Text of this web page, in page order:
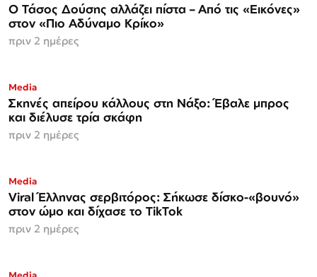
Ο Τάσος Δούσης αλλάζει πίστα – Από τις «Εικόνες»
στον «Πιο Αδύναμο Κρίκο»
πριν 2 ημέρες
Media
Σκηνές απείρου κάλλους στη Νάξο: Έβαλε μπρος
και διέλυσε τρία σκάφη
πριν 2 ημέρες
Media
Viral Έλληνας σερβιτόρος: Σήκωσε δίσκο-«βουνό»
στον ώμο και δίχασε το TikTok
πριν 2 ημέρες